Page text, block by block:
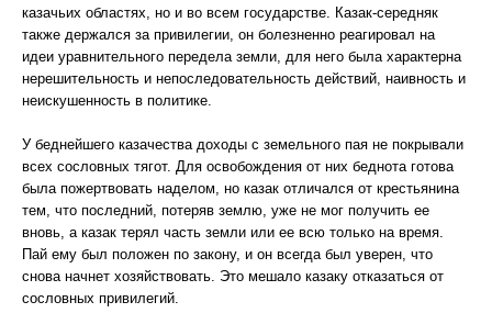
казачьих областях, но и во всем государстве. Казак-середняк
также держался за привилегии, он болезненно реагировал на
идеи уравнительного передела земли, для него была характерна
нерешительность и непоследовательность действий, наивность и
неискушенность в политике.
У беднейшего казачества доходы с земельного пая не покрывали
всех сословных тягот. Для освобождения от них беднота готова
была пожертвовать наделом, но казак отличался от крестьянина
тем, что последний, потеряв землю, уже не мог получить ее
вновь, а казак терял часть земли или ее всю только на время.
Пай ему был положен по закону, и он всегда был уверен, что
снова начнет хозяйствовать. Это мешало казаку отказаться от
сословных привилегий.